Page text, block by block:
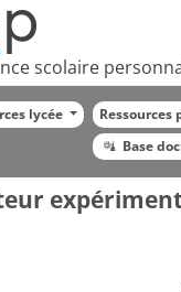
scolaire
lycée
Base